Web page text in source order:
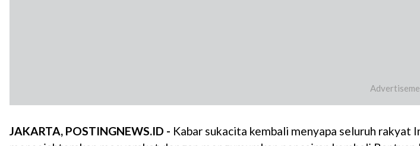
JAKARTA, POSTINGNEWS.ID - Kabar sukacita kembali menyapa seluruh